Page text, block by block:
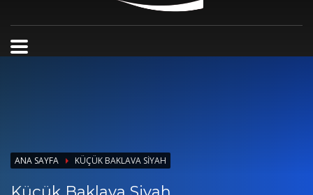
ANA SAYFA KÜÇÜK BAKLAVA SIYAH